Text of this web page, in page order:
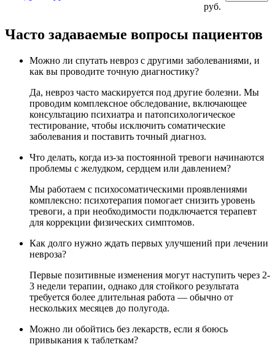
руб.
Часто задаваемые вопросы пациентов
Можно ли спутать невроз с другими заболеваниями, и
как вы проводите точную диагностику?
Да, невроз часто маскируется под другие болезни. Мы
проводим комплексное обследование, включающее
консультацию психиатра и патопсихологическое
тестирование, чтобы исключить соматические
заболевания и поставить точный диагноз.
Что делать, когда из-за постоянной тревоги начинаются
проблемы с желудком, сердцем или давлением?
Мы работаем с психосоматическими проявлениями
комплексно: психотерапия помогает снизить уровень
тревоги, а при необходимости подключается терапевт
для коррекции физических симптомов.
Как долго нужно ждать первых улучшений при лечении
невроза?
Первые позитивные изменения могут наступить через 2-
3 недели терапии, однако для стойкого результата
требуется более длительная работа — обычно от
нескольких месяцев до полугода.
Можно ли обойтись без лекарств, если я боюсь
привыкания к таблеткам?